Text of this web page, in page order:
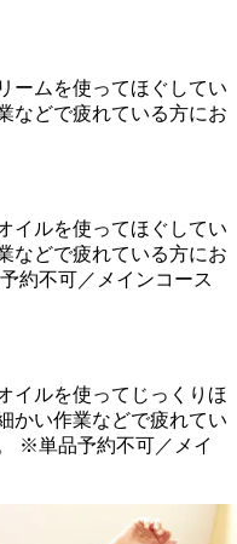
ームを使ってほぐしてい
などで疲れている方にお
イルを使ってほぐしてい
などで疲れている方にお
約不可／メインコース
イルを使ってじっくりほ
かい作業などで疲れてい
※単品予約不可／メイ